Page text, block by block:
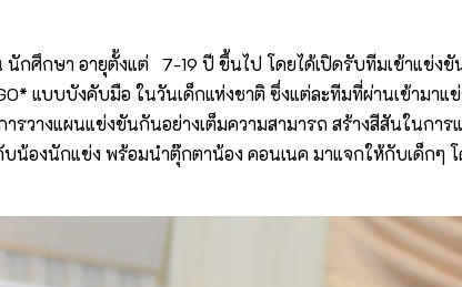
นักศึกษา อายุตั้งแต่ 7-19 ปี ขึ้นไป โดยได้เปิดรับทีมเข้าแข่ง
แบบบังคับมือ ในวันเด็กแห่งชาติ ซึ่งแต่ละทีมที่ผ่านเข้ามา
รวางแผนแข่งขันกันอย่างเต็มความสามารถ สร้างสีสันในก
น้องนักแข่ง พร้อมนำตุ๊กตาน้อง คอนเนค มาแจกให้กับเด็ก